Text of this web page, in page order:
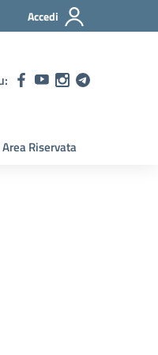
Accedi
Area Riservata